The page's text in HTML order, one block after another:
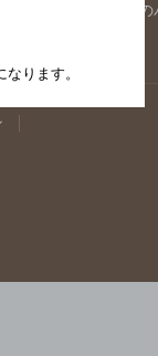
佐賀県
ります。